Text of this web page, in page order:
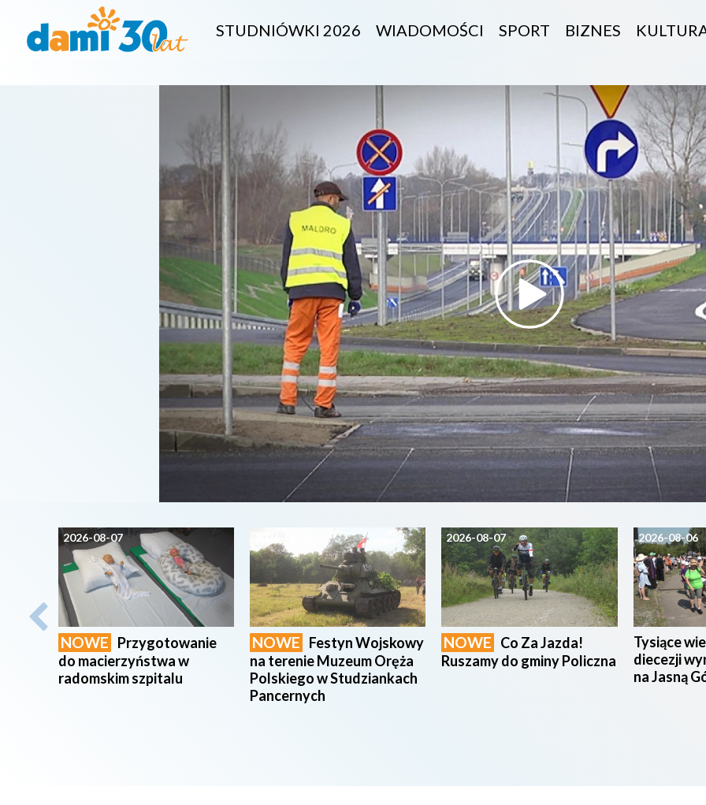
STUDNIÓWKI 2026 WIADOMOŚCI SPORT BIZNES
2026-08-07
NOWE Przygotowanie
do macierzyństwa w
radomskim szpitalu
NOWE Festyn Wojskowy
na terenie Muzeum Oręża
Polskiego w Studziankach
Pancernych
2026-08-07
NOWE Co Za Jazda!
Ruszamy do gminy Policzna
2026-08-06
Tysiące
diecezji
na Jasną